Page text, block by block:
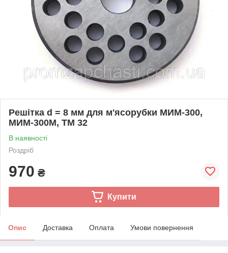
Решітка d = 8 мм для м'ясорубки МИМ-300,
МИМ-300М, ТМ 32
В наявності
Роздріб
970 ₴
Купити
Опис Доставка Оплата Умови повернення